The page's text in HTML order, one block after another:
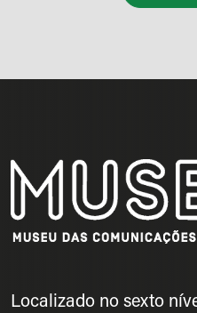
Localizado no sexto